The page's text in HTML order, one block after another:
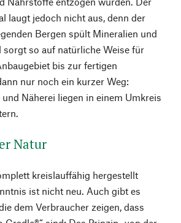
laugt jedoch nicht aus, denn der
Bergen spült Mineralien und
sorgt so auf natürliche Weise für
bis zur fertigen
nur noch ein kurzer Weg:
Näherei liegen in einem Umkreis
Natur
kreislauffähig hergestellt
ist nicht neu. Auch gibt es
dem Verbraucher zeigen, dass